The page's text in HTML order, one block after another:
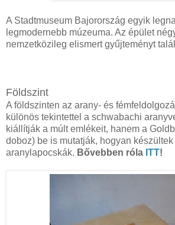
A Stadtmuseum Bajorország egyik
legmodernebb múzeuma. Az épület
nemzetközileg elismert gyűjteményt
Földszint
A földszinten az arany- és
különös tekintettel a schwabachi
kiállítják a múlt emlékeit, hanem a
doboz) be is mutatják, hogyan
aranylapocskák. Bővebben róla ITT!